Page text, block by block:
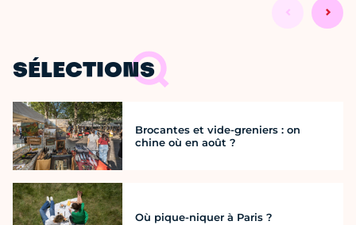
SÉLECTIONS
Brocantes et vide-greniers : on
chine où en août ?
Où pique-niquer à Paris ?